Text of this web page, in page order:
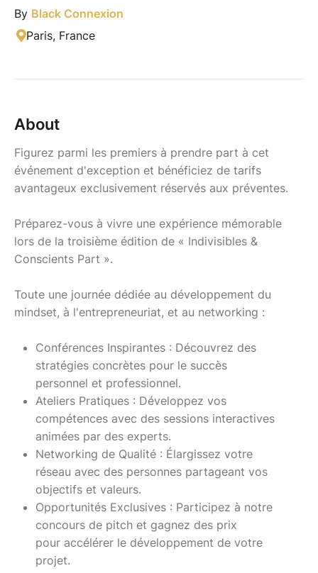
By Black Connexion
Paris, France
About
Figurez parmi les premiers à prendre part à cet
événement d'exception et bénéficiez de tarifs
avantageux exclusivement réservés aux préventes.
Préparez-vous à vivre une expérience mémorable
lors de la troisième édition de « Indivisibles &
Conscients Part ».
Toute une journée dédiée au développement du
mindset, à l'entrepreneuriat, et au networking :
Conférences Inspirantes : Découvrez des
stratégies concrètes pour le succès
personnel et professionnel.
Ateliers Pratiques : Développez vos
compétences avec des sessions interactives
animées par des experts.
Networking de Qualité : Élargissez votre
réseau avec des personnes partageant vos
objectifs et valeurs.
Opportunités Exclusives : Participez à notre
concours de pitch et gagnez des prix
pour accélérer le développement de votre
projet.